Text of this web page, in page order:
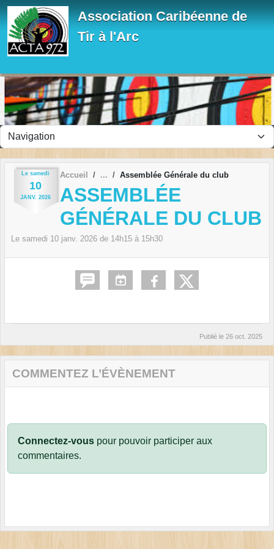
Association Caribéenne de
Tir à l'Arc
Le samedi
10
JANV. 2026
Accueil Assemblée Générale du club
ASSEMBLÉE
GÉNÉRALE DU CLUB
Le samedi 10 janv. 2026 de 14h15 à 15h30
Publié le 26 oct. 2025
COMMENTEZ L’ÉVÈNEMENT
Connectez-vous pour pouvoir participer aux
commentaires.
Panneau de gestion des cookies